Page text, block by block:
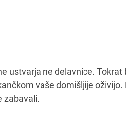
ustvarjalne delavnice.
vaše domišljije
zabavali.